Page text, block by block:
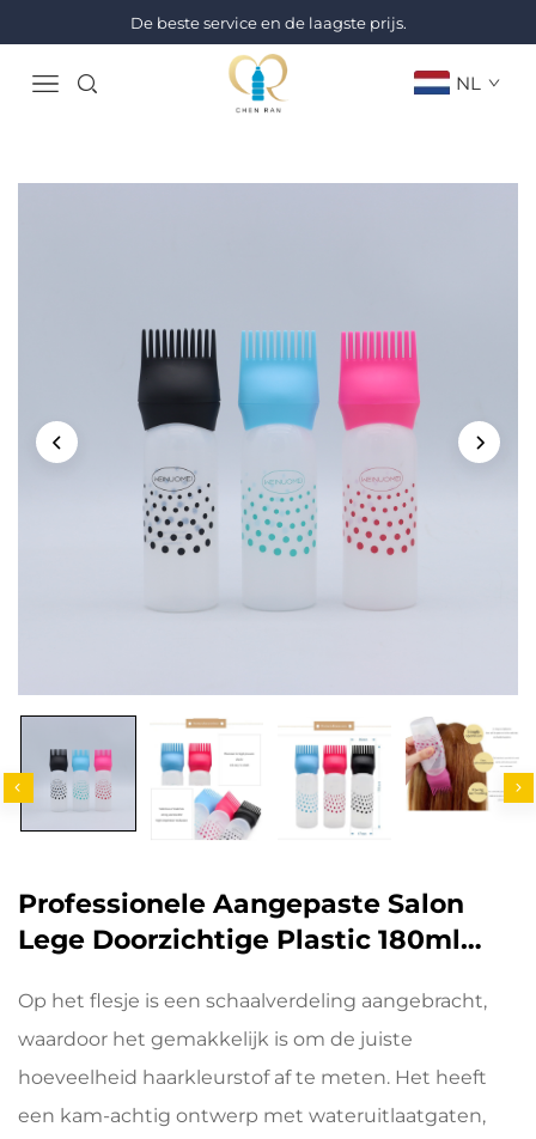
De beste service en de laagste prijs.
NL
Professionele Aangepaste Salon
Lege Doorzichtige Plastic 180ml
Haarolie Haarverf Fles
Op het flesje is een schaalverdeling aangebracht,
waardoor het gemakkelijk is om de juiste
hoeveelheid haarkleurstof af te meten. Het heeft
een kam-achtig ontwerp met wateruitlaatgaten,